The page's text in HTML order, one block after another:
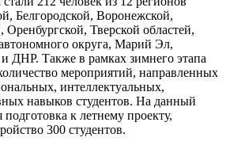
Белгородской, Воронежской,
Тверской областей,
округа, Марий Эл,
ДНР. Также в рамках зимнего этапа
мероприятий, направленных
интеллектуальных,
навыков студентов. На данный
к летнему проекту,
300 студентов.